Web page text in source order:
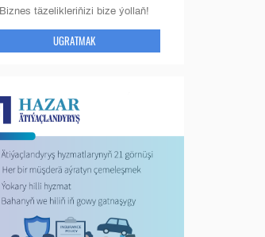
Biznes täzelikleriňizi bize ýollaň!
UGRATMAK